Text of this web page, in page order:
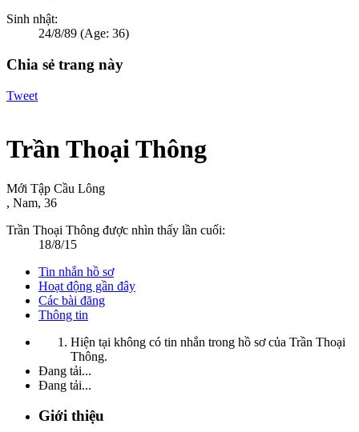
Sinh nhật:
24/8/89 (Age: 36)
Chia sẻ trang này
Tweet
Trần Thoại Thông
Mới Tập Cầu Lông
, Nam, 36
Trần Thoại Thông được nhìn thấy lần cuối:
18/8/15
Tin nhắn hồ sơ
Hoạt động gần đây
Các bài đăng
Thông tin
Hiện tại không có tin nhắn trong hồ sơ của Trần Thoại
Thông.
Đang tải...
Đang tải...
Giới thiệu